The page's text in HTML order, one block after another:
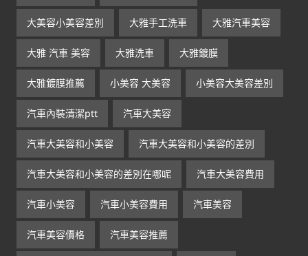
大美容小美容差別 大雅手工洗車 大雅汽車美容
大雅 汽車 美容 大雅洗車 大雅鍍膜
大雅鍍膜推薦 小美容 大美容 小美容大美容差別
汽車內裝清潔ptt 汽車大美容
汽車大美容和小美容 汽車大美容和小美容的差別
汽車大美容和小美容的差別在哪呢 汽車大美容費用
汽車小美容 汽車小美容費用 汽車美容
汽車美容價格 汽車美容推薦